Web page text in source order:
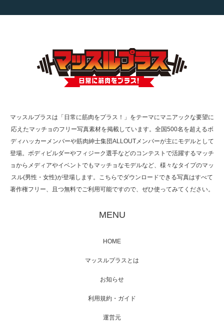
TOKYO FMラジオ番組「ONE MORNING」
で紹介さ…
た（6/8放送）
映画「メカバース」舞台挨拶へマッスルプラ
【TV】NHK BS「COOL JAPAN 」にてマッス
マッスルプラスは「日常に筋肉をプラス！」をテーマにマニアックな要望に
応えたマッチョのフリー写真素材を掲載しています。全国500名を超えるボ
ディハッカーメンバーや筋肉紳士集団ALLOUTメンバーが主にモデルとして
登場。ボディビルダーやフィジーク選手などのコンテストで活躍するマッチ
ョからメディアやイベントでもマッチョなモデルなど、様々なタイプのマッ
スル(男性・女性)が登場します。こちらでダウンロードできる写真はすべて
著作権フリー、且つ無料でご利用可能ですので、ぜひ使ってみてください。
MENU
HOME
マッスルプラスとは
お知らせ
利用規約・ガイド
運営元